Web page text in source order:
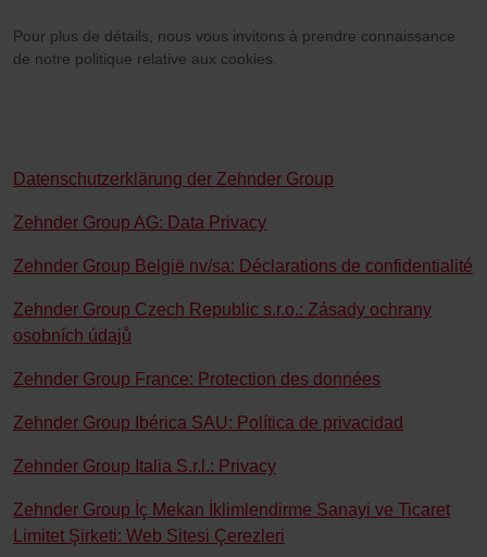
Pour plus de détails, nous vous invitons à prendre connaissance
de notre politique relative aux cookies.
Datenschutzerklärung der Zehnder Group
Zehnder Group AG: Data Privacy
Zehnder Group België nv/sa: Déclarations de confidentialité
Zehnder Group Czech Republic s.r.o.: Zásady ochrany
osobních údajů
Zehnder Group France: Protection des données
Zehnder Group Ibérica SAU: Política de privacidad
Zehnder Group Italia S.r.l.: Privacy
Zehnder Group İç Mekan İklimlendirme Sanayi ve Ticaret
Limitet Şirketi: Web Sitesi Çerezleri